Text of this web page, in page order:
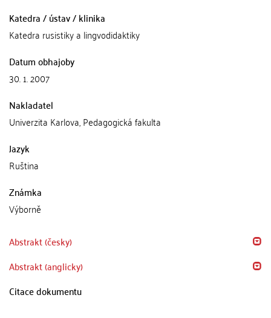
Katedra / ústav / klinika
Katedra rusistiky a lingvodidaktiky
Datum obhajoby
30. 1. 2007
Nakladatel
Univerzita Karlova, Pedagogická fakulta
Jazyk
Ruština
Známka
Výborně
Abstrakt (česky)
Abstrakt (anglicky)
Citace dokumentu